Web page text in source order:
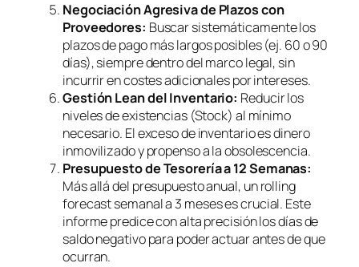
Negociación Agresiva de Plazos con
Proveedores: Buscar sistemáticamente los
plazos de pago más largos posibles (ej. 60 o 90
días), siempre dentro del marco legal, sin
incurrir en costes adicionales por intereses.
Gestión Lean del Inventario: Reducir los
niveles de existencias (Stock) al mínimo
necesario. El exceso de inventario es dinero
inmovilizado y propenso a la obsolescencia.
Presupuesto de Tesorería a 12 Semanas:
Más allá del presupuesto anual, unrolling
forecastsemanal a 3 meses es crucial. Este
informe predice con alta precisión los días de
saldo negativo para poder actuar antes de que
ocurran.